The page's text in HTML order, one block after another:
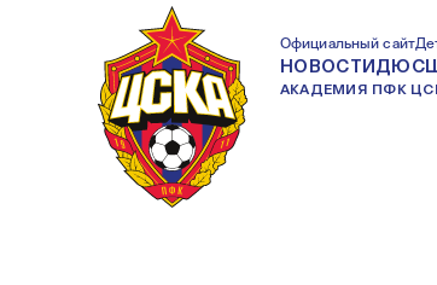
Официальный сайт
НОВОСТИ
АКАДЕМИЯ ПФК
УШЛИ ОТ